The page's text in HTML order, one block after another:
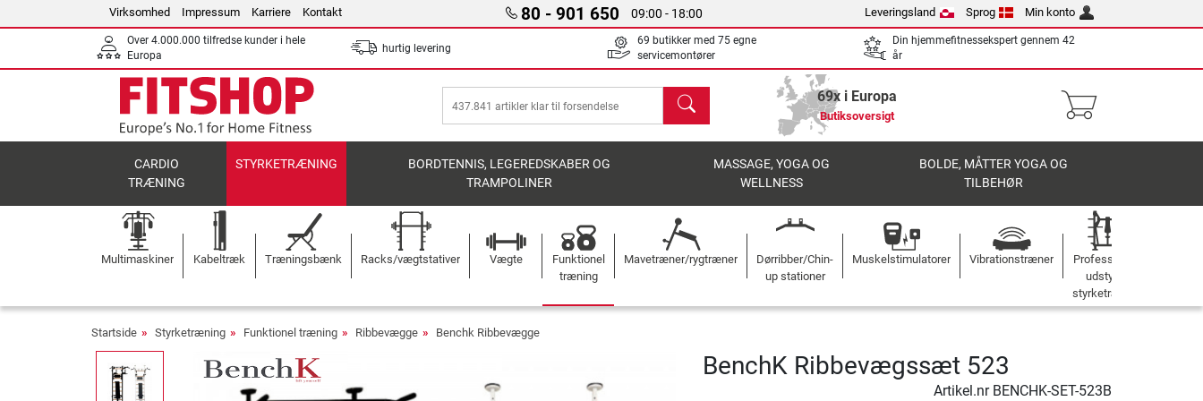
Virksomhed Impressum Karriere Kontakt 80 - 901 650 09:00 - 18:00 Leveringsland Sprog Min konto
Over 4.000.000 tilfredse kunder i hele
Europa
hurtig levering
69 butikker med 75 egne
servicemontører
Din hjemmefitnessekspert gennem 42
år
søg 69x i Europa
Butiksoversigt
CARDIO
TRÆNING
STYRKETRÆNING
BORDTENNIS, LEGEREDSKABER OG
TRAMPOLINER
MASSAGE, YOGA OG
WELLNESS
BOLDE, MÅTTER YOGA OG
TILBEHØR
Multimaskiner Kabeltræk Træningsbænk Racks/vægtstativer Vægte
Funktionel
træning
Mavetræner/rygtræner
Dørribber/Chin-
up stationer
Muskelstimulatorer Vibrationstræner
Professionelt
udstyr til
styrketræning
Startside Styrketræning Funktionel træning Ribbevægge Benchk Ribbevægge
BenchK Ribbevægssæt 523
Artikel.nr BENCHK-SET-523B